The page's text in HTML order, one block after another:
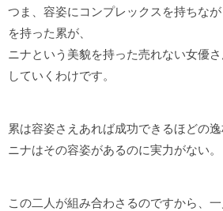
つま、容姿にコンプレックスを持ちな
を持った累が、
ニナという美貌を持った売れない女優
していくわけです。
累は容姿さえあれば成功できるほどの逸
ニナはその容姿があるのに実力がない。
この二人が組み合わさるのですから、